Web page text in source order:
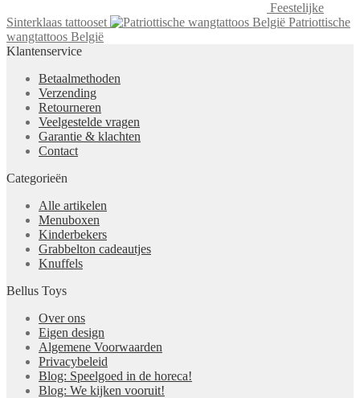
Feestelijke
Sinterklaas tattooset
Patriottische
wangtattoos België
Klantenservice
Betaalmethoden
Verzending
Retourneren
Veelgestelde vragen
Garantie & klachten
Contact
Categorieën
Alle artikelen
Menuboxen
Kinderbekers
Grabbelton cadeautjes
Knuffels
Bellus Toys
Over ons
Eigen design
Algemene Voorwaarden
Privacybeleid
Blog: Speelgoed in de horeca!
Blog: We kijken vooruit!